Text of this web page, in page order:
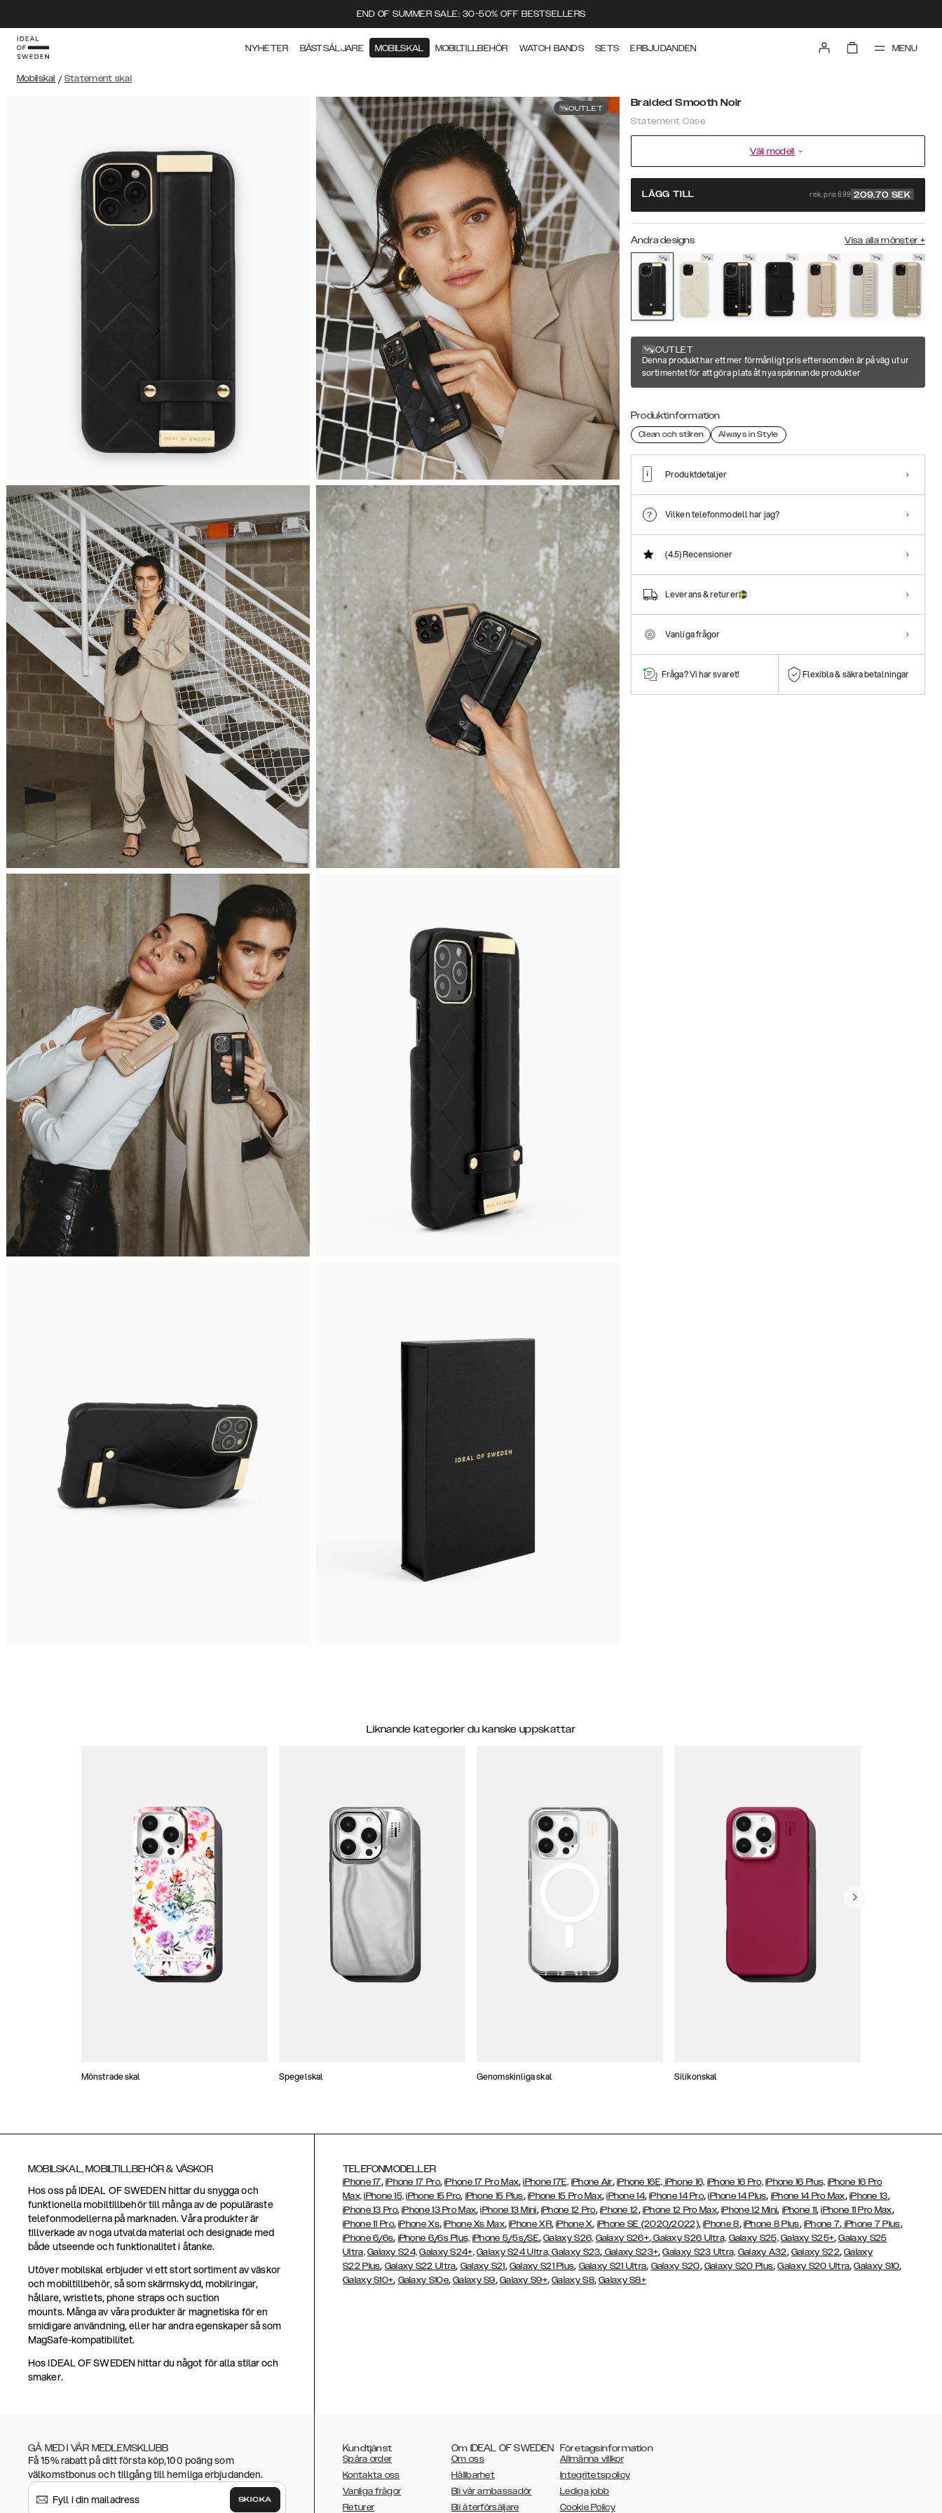
END OF SUMMER SALE: 30-50% OFF BESTSELLERS
NYHETER BÄSTSÄLJARE MOBILSKAL MOBILTILLBEHÖR WATCH BANDS SETS ERBJUDANDEN MENU
Mobilskal / Statement skal
OUTLET Braided Smooth Noir
Statement Case
Välj modell
LÄGG TILL rek. pris 699 209.70 SEK
Andra designs Visa alla mönster +
OUTLET
Denna produkt har ett mer förmånligt pris eftersom den är på väg ut ur
sortimentet för att göra plats åt nya spännande produkter
Produktinformation
Clean och stilren Always in Style
Produktdetaljer
Vilken telefonmodell har jag?
(4.5)Recensioner
Leverans & returer
Vanliga frågor
Fråga? Vi har svaret! Flexibla & säkra betalningar
Liknande kategorier du kanske uppskattar
Mönstrade skal Spegelskal Genomskinliga skal Silikonskal
MOBILSKAL, MOBILTILLBEHÖR & VÄSKOR
Hos oss på IDEAL OF SWEDEN hittar du snygga och
funktionella mobiltillbehör till många av de populäraste
telefonmodellerna på marknaden. Våra produkter är
tillverkade av noga utvalda material och designade med
både utseende och funktionalitet i åtanke.
Utöver mobilskal erbjuder vi ett stort sortiment av väskor
och mobiltillbehör, så som skärmskydd, mobilringar,
hållare, wristlets, phone straps och suction
mounts. Många av våra produkter är magnetiska för en
smidigare användning, eller har andra egenskaper så som
MagSafe-kompatibilitet.
Hos IDEAL OF SWEDEN hittar du något för alla stilar och
smaker.
TELEFONMODELLER
iPhone 17, iPhone 17 Pro,iPhone 17 Pro Max,iPhone 17E, iPhone Air, iPhone 16E, iPhone 16, iPhone 16 Pro, iPhone 16 Plus, iPhone 16 Pro
Max, iPhone 15, iPhone 15 Pro, iPhone 15 Plus, iPhone 15 Pro Max,iPhone 14,iPhone 14 Pro,iPhone 14 Plus, iPhone 14 Pro Max, iPhone 13,
iPhone 13 Pro,iPhone 13 Pro Max,iPhone 13 Mini, iPhone 12 Pro, iPhone 12, iPhone 12 Pro Max,iPhone 12 Mini, iPhone 11,iPhone 11 Pro Max,
iPhone 11 Pro,iPhone Xs,iPhone Xs Max,iPhone XR,iPhone X, iPhone SE (2020/2022),iPhone 8, iPhone 8 Plus, iPhone 7, iPhone 7 Plus,
iPhone 6/6s, iPhone 6/6s Plus, iPhone 5/5s/SE,Galaxy S26, Galaxy S26+,Galaxy S26 Ultra, Galaxy S25, Galaxy S25+,Galaxy S25
Ultra, Galaxy S24, Galaxy S24+, Galaxy S24 Ultra, Galaxy S23, Galaxy S23+,Galaxy S23 Ultra, Galaxy A32, Galaxy S22,Galaxy
S22 Plus, Galaxy S22 Ultra, Galaxy S21, Galaxy S21 Plus, Galaxy S21 Ultra, Galaxy S20, Galaxy S20 Plus,Galaxy S20 Ultra,Galaxy S10,
Galaxy S10+, Galaxy S10e,Galaxy S9, Galaxy S9+,Galaxy S8,Galaxy S8+
GÅ MED I VÅR MEDLEMSKLUBB
Få 15% rabatt på ditt första köp,100 poäng som
välkomstbonus och tillgång till hemliga erbjudanden.
SKICKA
Kundtjänst
Spåra order
Kontakta oss
Vanliga frågor
Returer
Om IDEAL OF SWEDEN
Om oss
Hållbarhet
Bli vår ambassadör
Bli återförsäljare
Företagsinformation
Allmänna villkor
Integritetspolicy
Lediga jobb
Cookie Policy